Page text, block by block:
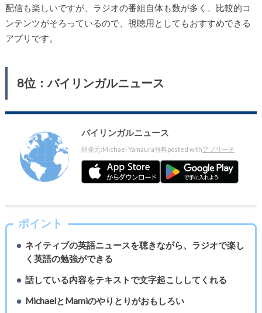
配信も楽しいですが、ラジオの番組自体も数が多く、比較的コ
ンテンツがそろっているので、視聴用としてもおすすめできる
アプリです。
8位：バイリンガルニュース
バイリンガルニュース
開発元:Michael Yamaura無料posted withアプリーチ
ポイント
ネイティブの英語ニュースを聴きながら、ラジオで楽し
く英語の勉強ができる
話している内容をテキストで文字起こししてくれる
MichaelとMamiのやりとりがおもしろい